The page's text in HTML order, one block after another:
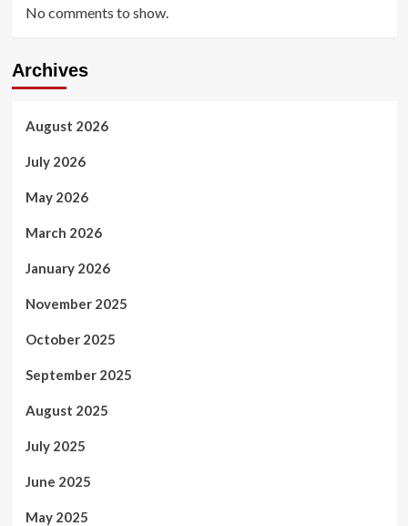
No comments to show.
Archives
August 2026
July 2026
May 2026
March 2026
January 2026
November 2025
October 2025
September 2025
August 2025
July 2025
June 2025
May 2025